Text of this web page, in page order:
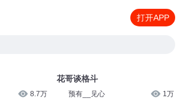
打开APP
8.7万
花哥谈格斗
预有__见心 1万